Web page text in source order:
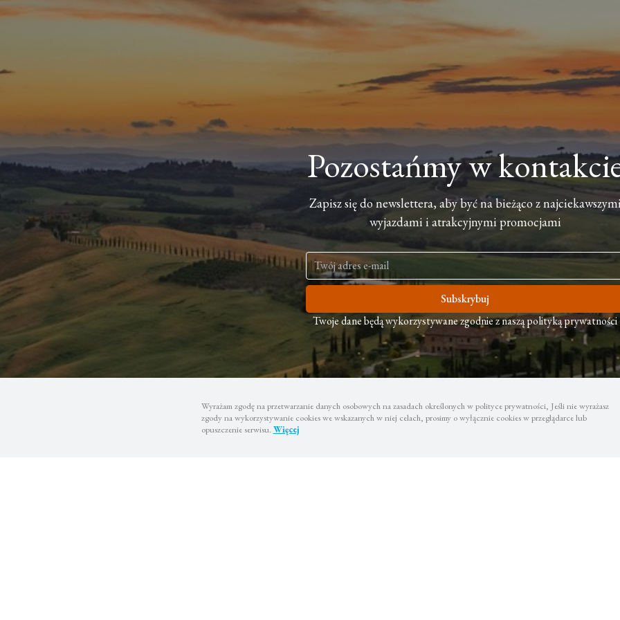
Wyrażam zgodę na przetwarzanie danych osobowych na zasadach określonych w polityce prywatności, Jeśli nie wyrażasz
zgody na wykorzystywanie cookies we wskazanych w niej celach, prosimy o wyłącznie cookies w przeglądarce lub
opuszczenie serwisu. Więcej
Pozostańmy w
Zapisz się do newslettera, aby być na bieżąco z
wyjazdami i atrakcyjnymi promocjami
Subskrybuj
Twoje dane będą wykorzystywane zgodnie z naszą polityką prywatności